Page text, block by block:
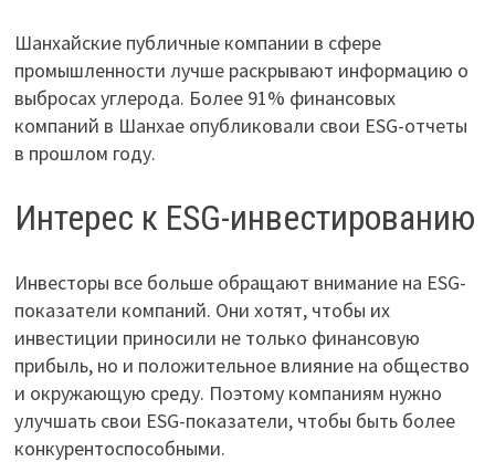
Шанхайские публичные компании в сфере
промышленности лучше раскрывают информацию о
выбросах углерода. Более 91% финансовых
компаний в Шанхае опубликовали свои ESG-отчеты
в прошлом году.
Интерес к ESG-инвестированию
Инвесторы все больше обращают внимание на ESG-
показатели компаний. Они хотят, чтобы их
инвестиции приносили не только финансовую
прибыль, но и положительное влияние на общество
и окружающую среду. Поэтому компаниям нужно
улучшать свои ESG-показатели, чтобы быть более
конкурентоспособными.